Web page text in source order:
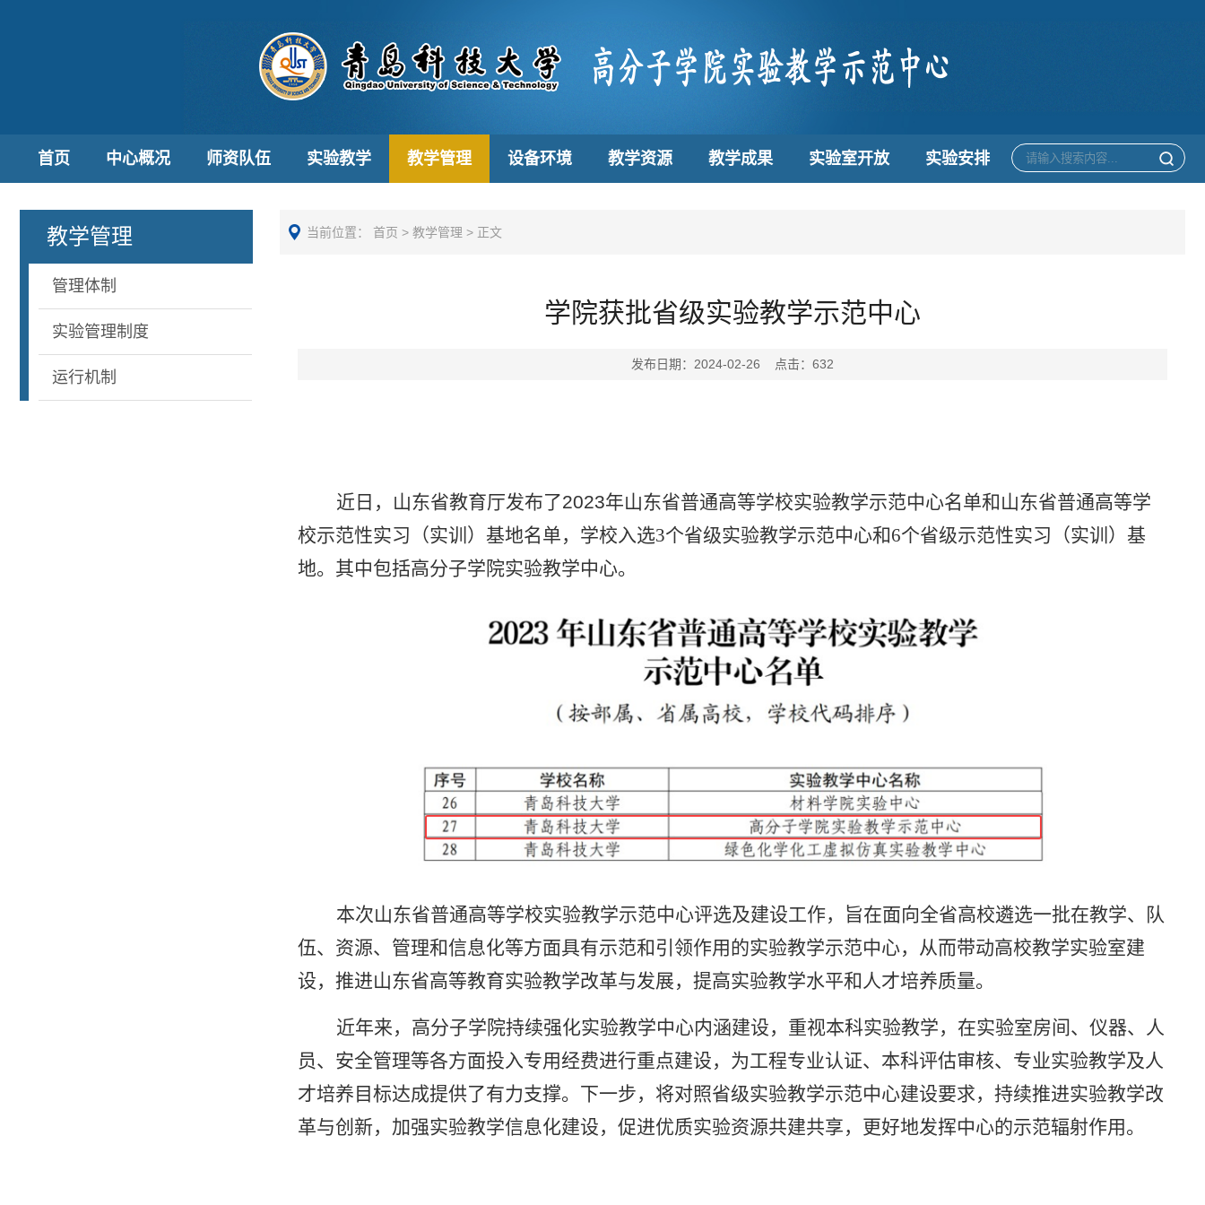
首页 中心概况 师资队伍 实验教学 教学管理 设备环境 教学资源 教学成果 实验室开放 实验安排
教学管理
管理体制
实验管理制度
运行机制
当前位置： 首页 > 教学管理 > 正文
学院获批省级实验教学示范中心
发布日期：2024-02-26 点击： 632
近日，山东省教育厅发布了2023年山东省普通高等学校实验教学示范中心名单和山东省普通高等学
校示范性实习（实训）基地名单，学校入选3个省级实验教学示范中心和6个省级示范性实习（实训）基
地。 其中包括高分子学院实验教学中心。
本次山东省普通高等学校实验教学示范中心评选及建设工作，旨在面向全省高校遴选一批在教学、队
伍、资源、管理和信息化等方面具有示范和引领作用的实验教学示范中心，从而带动高校教学实验室建
设，推进山东省高等教育实验教学改革与发展，提高实验教学水平和人才培养质量。
近年来，高分子学院持续强化实验教学中心内涵建设，重视本科实验教学，在实验室房间、仪器、人
员、安全管理等各方面投入专用经费进行重点建设，为工程专业认证、本科评估审核、专业实验教学及人
才培养目标达成提供了有力支撑。下一步，将对照省级实验教学示范中心建设要求，持续推进实验教学改
革与创新，加强实验教学信息化建设，促进优质实验资源共建共享，更好地发挥中心的示范辐射作用。